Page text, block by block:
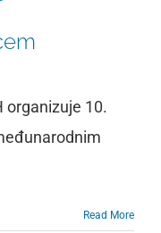
organizuje 10.
Read More